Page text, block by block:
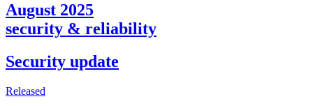
August 2025
security & reliability
Security update
Released